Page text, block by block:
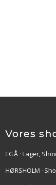
Vores
EGÅ · Lager,
HØRSHOLM ·